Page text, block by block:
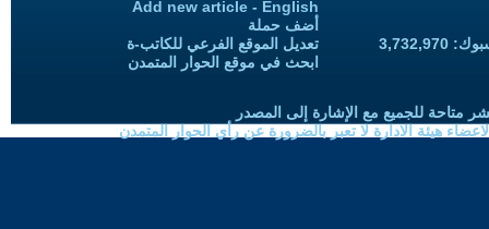
Add new article - English
أضف حملة
تعديل الموقع الفرعي للكاتب-ة
ابحث في موقع الحوار المتمدن
متاحة للجميع مع الإشارة إلى المصدر
هيئة الادارة لا تعبر بالضرورة عن رأي الحوار المتمدن